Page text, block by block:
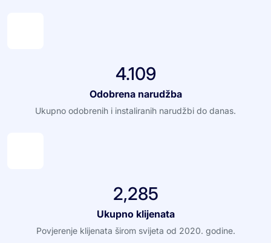
4.109
Odobrena narudžba
Ukupno odobrenih i instaliranih narudžbi do danas.
2,285
Ukupno klijenata
Povjerenje klijenata širom svijeta od 2020. godine.